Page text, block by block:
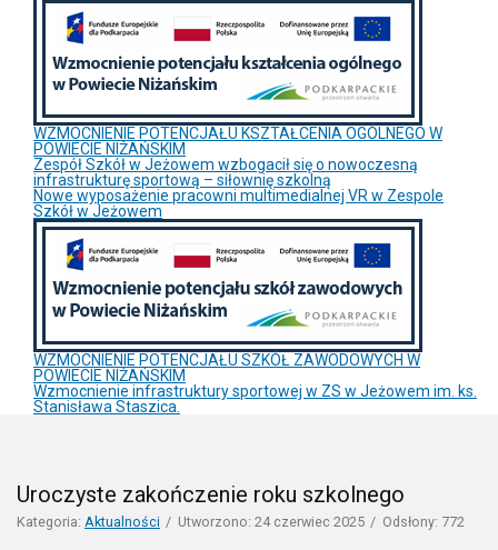
WZMOCNIENIE POTENCJAŁU KSZTAŁCENIA OGÓLNEGO W
POWIECIE NIŻAŃSKIM
Zespół Szkół w Jeżowem wzbogacił się o nowoczesną
infrastrukturę sportową – siłownię szkolną
Nowe wyposażenie pracowni multimedialnej VR w Zespole
Szkół w Jeżowem
WZMOCNIENIE POTENCJAŁU SZKÓŁ ZAWODOWYCH W
POWIECIE NIŻAŃSKIM
Wzmocnienie infrastruktury sportowej w ZS w Jeżowem im. ks.
Stanisława Staszica.
Uroczyste zakończenie roku szkolnego
Kategoria: Aktualności Utworzono: 24 czerwiec 2025 Odsłony: 772